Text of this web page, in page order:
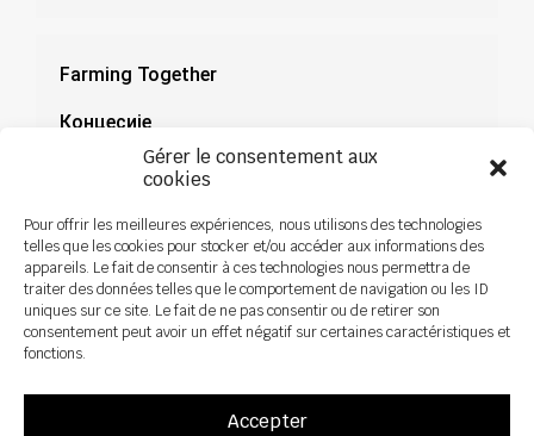
Gérer le consentement aux
cookies
Pour offrir les meilleures expériences, nous utilisons des technologies
telles que les cookies pour stocker et/ou accéder aux informations des
appareils. Le fait de consentir à ces technologies nous permettra de
traiter des données telles que le comportement de navigation ou les ID
uniques sur ce site. Le fait de ne pas consentir ou de retirer son
consentement peut avoir un effet négatif sur certaines caractéristiques et
fonctions.
Accepter
Farming Together
Концесије
Документација
Novosti